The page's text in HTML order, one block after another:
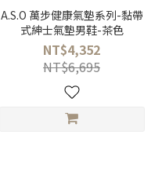
A.S.O 萬步健康氣墊系列-黏帶
式紳士氣墊男鞋-茶色
NT$4,352
NT$6,695